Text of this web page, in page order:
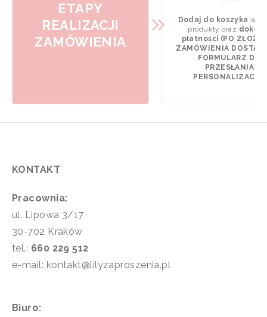
ETAPY
REALIZACJI
ZAMÓWIENIA
Dodaj do koszyka
produkty oraz
płatności (PO
ZAMÓWIENIA
FORMULARZ DO
PRZESŁANIA
PERSONALIZACJI).
KONTAKT
Pracownia:
ul. Lipowa 3/17
30-702 Kraków
tel.: 660 229 512
e-mail: kontakt@lilyzaproszenia.pl
Biuro: